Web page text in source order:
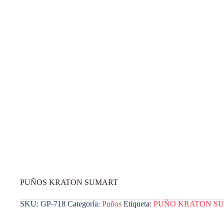
PUÑOS KRATON SUMART
SKU: GP-718 Categoría: Puños Etiqueta: PUÑO KRATON